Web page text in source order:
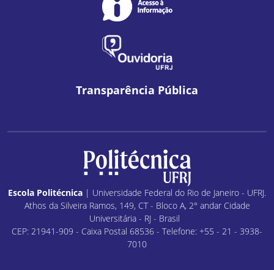
Transparência Pública
Escola Politécnica | Universidade Federal do Rio de Janeiro - UFRJ.
Athos da Silveira Ramos, 149, CT - Bloco A, 2° andar Cidade
Universitária - RJ - Brasil
CEP: 21941-909 - Caixa Postal 68536 - Telefone: +55 - 21 - 3938-
7010